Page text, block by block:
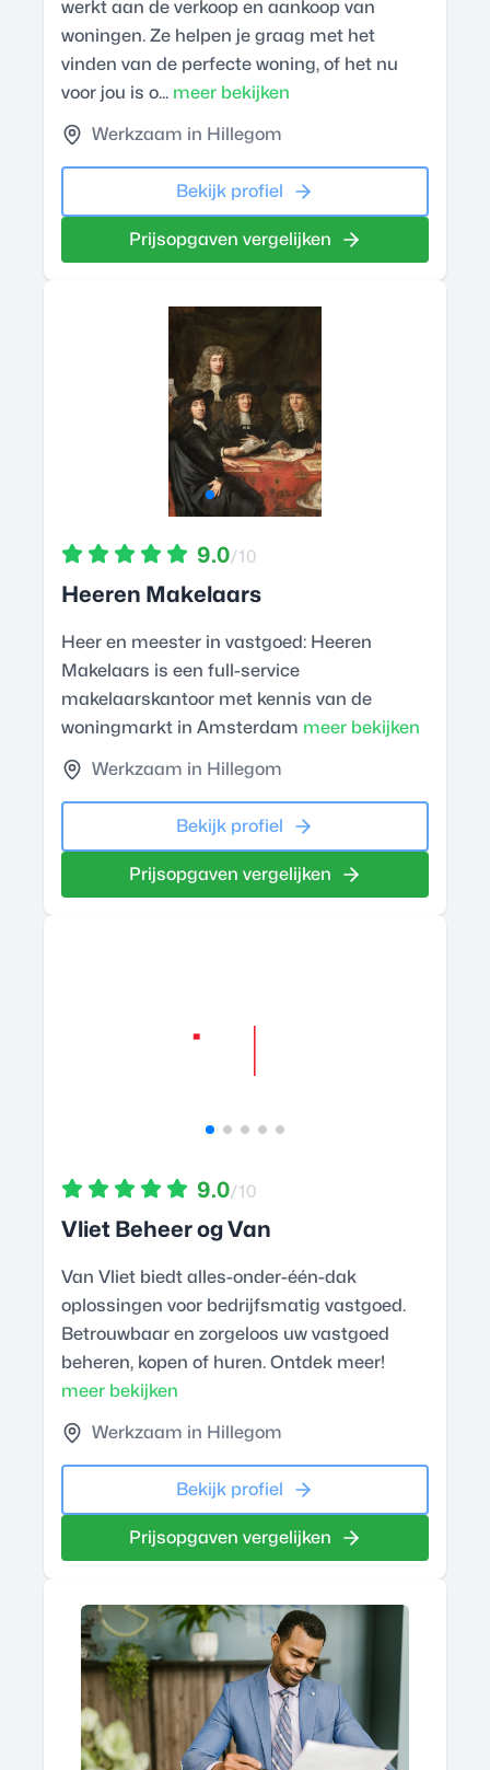
werkt aan de verkoop en aankoop van
woningen. Ze helpen je graag met het
vinden van de perfecte woning, of het nu
voor jou is o... meer bekijken
Werkzaam in Hillegom
Bekijk profiel
Prijsopgaven vergelijken
9.0/10
Heeren Makelaars
Heer en meester in vastgoed: Heeren
Makelaars is een full-service
makelaarskantoor met kennis van de
woningmarkt in Amsterdam meer bekijken
Werkzaam in Hillegom
Bekijk profiel
Prijsopgaven vergelijken
9.0/10
Vliet Beheer og Van
Van Vliet biedt alles-onder-één-dak
oplossingen voor bedrijfsmatig vastgoed.
Betrouwbaar en zorgeloos uw vastgoed
beheren, kopen of huren. Ontdek meer!
meer bekijken
Werkzaam in Hillegom
Bekijk profiel
Prijsopgaven vergelijken